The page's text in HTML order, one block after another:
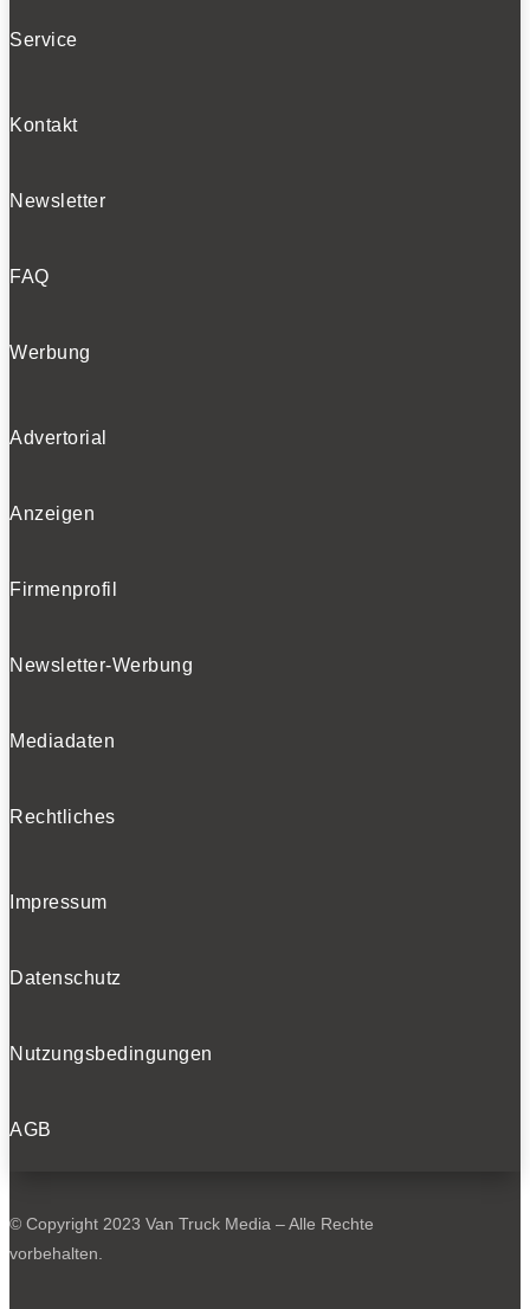
Service
Kontakt
Newsletter
FAQ
Werbung
Advertorial
Anzeigen
Firmenprofil
Newsletter-Werbung
Mediadaten
Rechtliches
Impressum
Datenschutz
Nutzungsbedingungen
AGB
© Copyright 2023 Van Truck Media – Alle Rechte
vorbehalten.